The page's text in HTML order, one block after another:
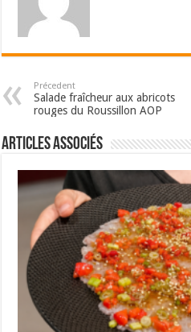
Précedent
Salade fraîcheur aux abricots
rouges du Roussillon AOP
Articles associés